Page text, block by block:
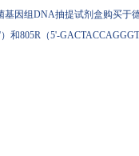
菌基因组DNA抽提试剂盒购买
和805R（5'-